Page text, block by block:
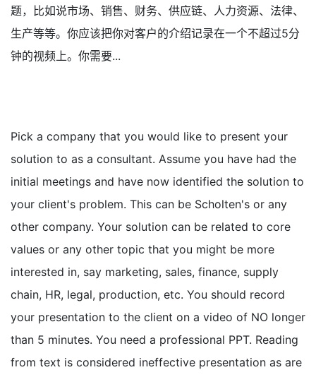
题，比如说市场、销售、财务、供应链、人力资源、法律、
生产等等。你应该把你对客户的介绍记录在一个不超过5分
钟的视频上。你需要...
Pick a company that you would like to present your
solution to as a consultant. Assume you have had the
initial meetings and have now identified the solution to
your client's problem. This can be Scholten's or any
other company. Your solution can be related to core
values or any other topic that you might be more
interested in, say marketing, sales, finance, supply
chain, HR, legal, production, etc. You should record
your presentation to the client on a video of NO longer
than 5 minutes. You need a professional PPT. Reading
from text is considered ineffective presentation as are